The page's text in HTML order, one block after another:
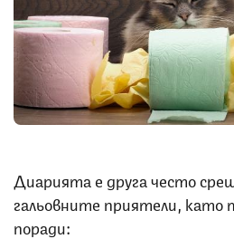
Диарията е друга често
гальовните приятели, като
поради: